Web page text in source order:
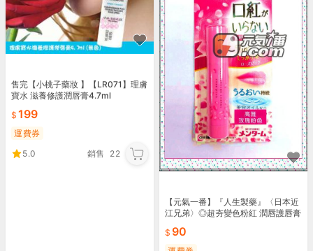
售完【小桃子藥妝 】【LR071】理膚
寶水 滋養修護潤唇膏4.7ml
199
運費券
5.0
銷售 22
【元氣一番】『人生製藥』〈日本近
江兄弟〉◎超夯變色粉紅 潤唇護唇膏
90